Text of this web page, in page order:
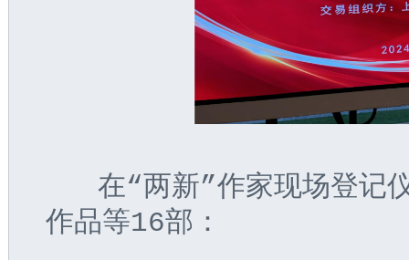
在“两新”作家现场登记
作品等16部：